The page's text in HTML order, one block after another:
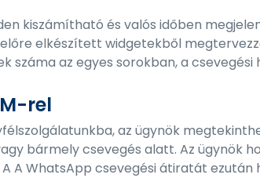
kiszámítható és valós időben
elkészített widgetekből
az egyes sorokban, a csevegési
rel
az ügynök
bármely csevegés alatt. Az ügynök
A WhatsApp csevegési átiratát ezután